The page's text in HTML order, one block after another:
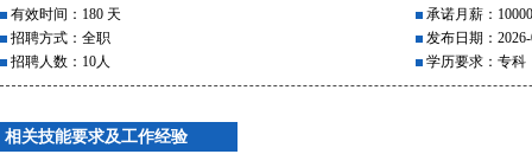
有效时间：180 天
招聘方式：全职
招聘人数：10人
承诺月薪：10000
发布日期：
学历要求：专科
相关技能要求及工作经验